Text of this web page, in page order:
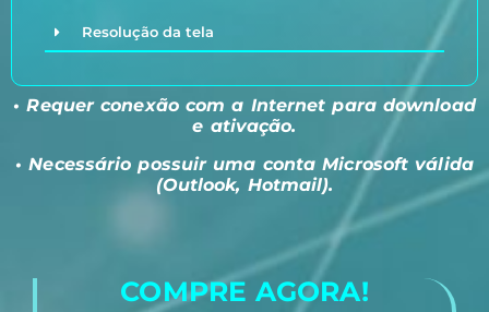
Resolução da tela
• Requer conexão com a Internet para download
e ativação.
• Necessário possuir uma conta Microsoft válida
(Outlook, Hotmail).
COMPRE AGORA!